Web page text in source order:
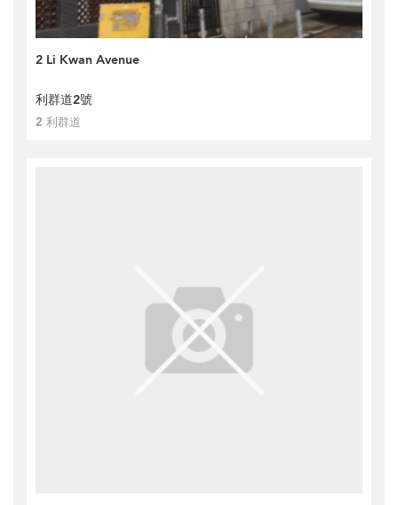
2 Li Kwan Avenue
利群道2號
2 利群道